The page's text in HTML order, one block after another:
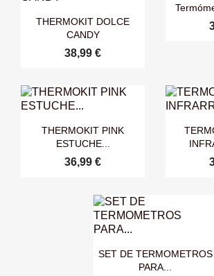
 Vista rápida
THERMOKIT DOLCE
CANDY
38,99 €

 Vista rápida
THERMOKIT PINK
ESTUCHE...
36,99 €

 Vista rápida
SET DE TERMOMETROS
PARA...